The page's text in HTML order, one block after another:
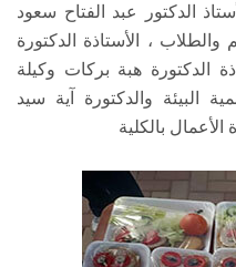
الدكتور عبد الفتاح سعود
، الأستاذة الدكتورة
الدكتورة هبة بركات وكيلة
البيئة والدكتورة آية سيد
بالكلية